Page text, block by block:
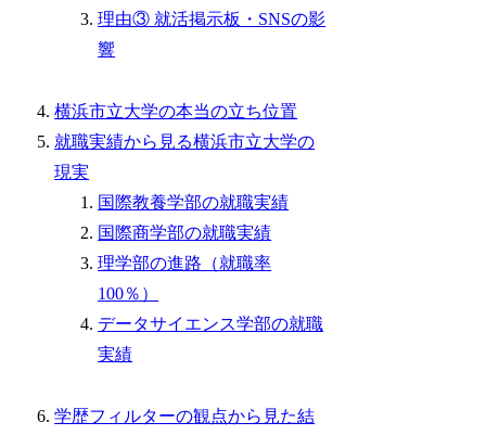
理由③ 就活掲示板・SNSの影
響
横浜市立大学の本当の立ち位置
就職実績から見る横浜市立大学の
現実
国際教養学部の就職実績
国際商学部の就職実績
理学部の進路（就職率
100％）
データサイエンス学部の就職
実績
学歴フィルターの観点から見た結